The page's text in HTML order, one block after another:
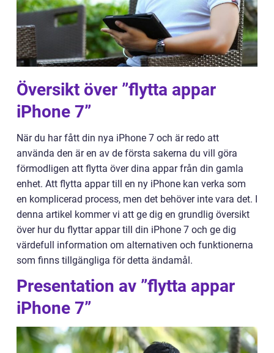
Översikt över ”flytta appar
iPhone 7”
När du har fått din nya iPhone 7 och är redo att
använda den är en av de första sakerna du vill göra
förmodligen att flytta över dina appar från din gamla
enhet. Att flytta appar till en ny iPhone kan verka som
en komplicerad process, men det behöver inte vara det. I
denna artikel kommer vi att ge dig en grundlig översikt
över hur du flyttar appar till din iPhone 7 och ge dig
värdefull information om alternativen och funktionerna
som finns tillgängliga för detta ändamål.
Presentation av ”flytta appar
iPhone 7”